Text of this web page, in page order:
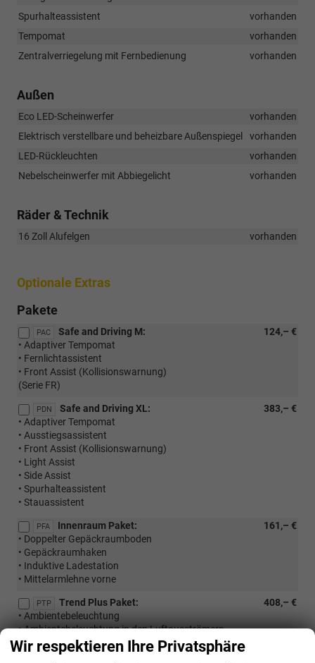
Spurhalteassistent
vorhanden
Tempomat
vorhanden
Zentralverriegelung mit Fernbedienung
vorhanden
Außen
Eco LED-Scheinwerfer
vorhanden
Elektrisch verstellbare und beheizbare Außenspiegel
vorhanden
LED-Rückleuchten
vorhanden
Nebelscheinwerfer mit Abbiegelicht
vorhanden
Räder & Technik
16 Zoll Alufelgen vorhanden
Optionale Extras
Pakete
PAC 124,– €
Safe and Driving M:
• Adaptiver Tempomat
• Fernlichtassistent
• Front Assist (Kollisionswarnung)
(Serie FR)
PDN 383,– €
Safe and Driving XL:
• Adaptiver Tempomat
• Ausstiegsassistent
• Front Assist (Kollisionswarnung)
• Light Assist
• Side Assist
• Spurhalteassistent
• Stauassistent
PFA 161,– €
Innenraum Paket:
• Doppelter Gepäckraumboden
• Gepäckraumhaken
• Induktive Ladestation
• Mittelarmlehne vorne
PTP 408,– €
Trend Plus Paket:
• Ambientebeleuchtung
• Ambientebeleuchtung in den Luftausströmern
• Automatisch abblendender Innenspiegel
• Getönte Scheiben hinten
Wir respektieren Ihre Privatsphäre